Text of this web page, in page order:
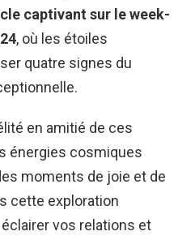
captivant sur le week-
, où les étoiles
quatre signes du
en amitié de ces
énergies cosmiques
moments de joie et de
cette exploration
vos relations et